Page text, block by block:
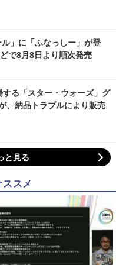
ル」に「ふなっしー」が登
で8月8日より順次発売
る「スター・ウォーズ」グ
、納品トラブルにより販売
と見る
スメ